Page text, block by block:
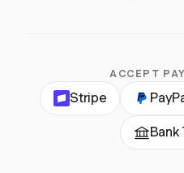
ACCEPT
Stripe
Bank